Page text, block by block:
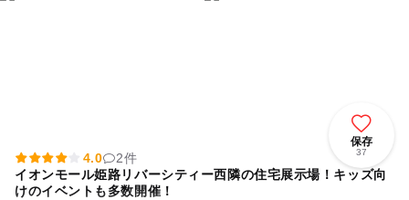
保存
37
4.0
2件
イオンモール姫路リバーシティー西隣の住宅展示場！キッズ向
けのイベントも多数開催！